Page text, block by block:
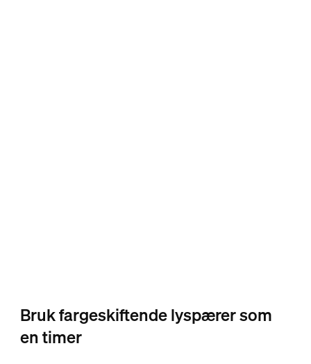
Bruk fargeskiftende lyspærer som
en timer